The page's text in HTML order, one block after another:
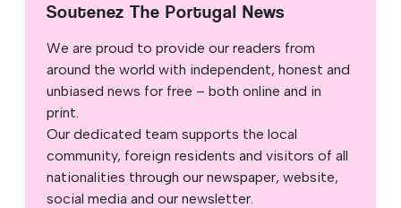
Soutenez The Portugal News
We are proud to provide our readers from
around the world with independent, honest and
unbiased news for free – both online and in
print.
Our dedicated team supports the local
community, foreign residents and visitors of all
nationalities through our newspaper, website,
social media and our newsletter.